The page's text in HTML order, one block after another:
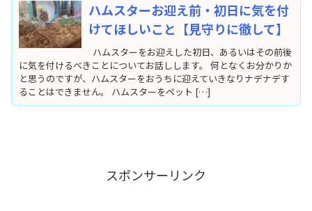
ハムスターお迎え前・初日に気を付
けてほしいこと【見守りに徹して】
ハムスターをお迎えした初日、あるいはその前後
に気を付けるべきことについてお話しします。 何となくお分かりか
と思うのですが、ハムスターをおうちに迎えていきなりナデナデす
ることはできません。 ハムスターをペット […]
スポンサーリンク